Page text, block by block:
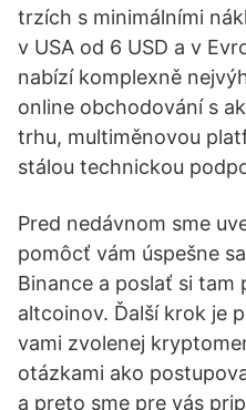
trzích s minimálními
v USA od 6 USD a v
nabízí komplexně
online obchodování s
trhu, multiměnovou
stálou technickou
Pred nedávnom sme
pomôcť vám úspešne
Binance a poslať si tam
altcoinov. Ďalší krok je
vami zvolenej
otázkami ako
a preto sme pre vás